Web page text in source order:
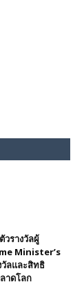
วรางวัลผู้
Minister’s
ลและสิทธิ
าดโลก